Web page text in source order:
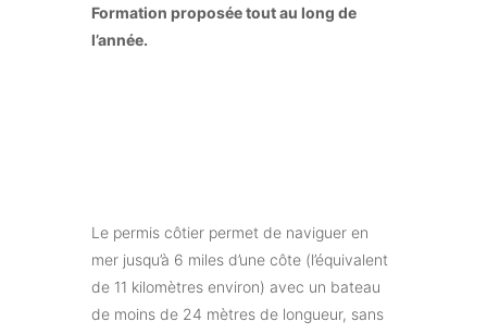
Formation proposée tout au long de
l’année.
Le permis côtier permet de naviguer en
mer jusqu’à 6 miles d’une côte (l’équivalent
de 11 kilomètres environ) avec un bateau
de moins de 24 mètres de longueur, sans